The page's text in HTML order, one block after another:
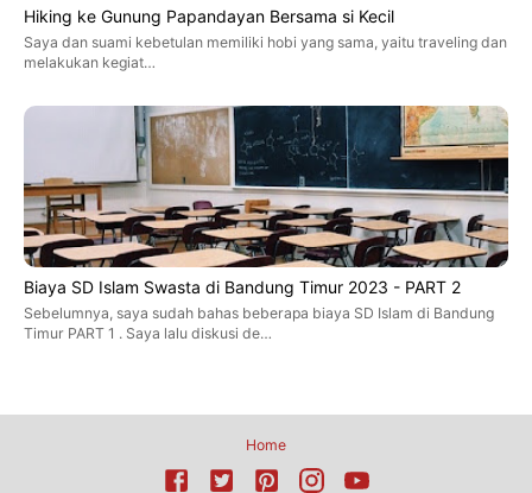
Hiking ke Gunung Papandayan Bersama si Kecil
Saya dan suami kebetulan memiliki hobi yang sama, yaitu traveling dan
melakukan kegiat…
Biaya SD Islam Swasta di Bandung Timur 2023 - PART 2
Sebelumnya, saya sudah bahas beberapa biaya SD Islam di Bandung
Timur PART 1 . Saya lalu diskusi de…
Home